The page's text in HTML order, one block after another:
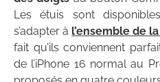
Les étuis sont
s’adapter à l’ensemble de
fait qu’ils conviennent
de l’iPhone 16 normal au